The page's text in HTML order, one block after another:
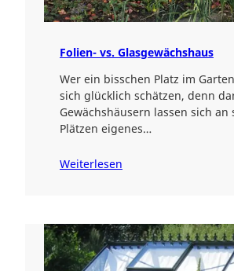
Folien- vs. Glasgewächshaus
Wer ein bisschen Platz im
sich glücklich schätzen, denn
Gewächshäusern lassen sich an
Plätzen eigenes…
Weiterlesen